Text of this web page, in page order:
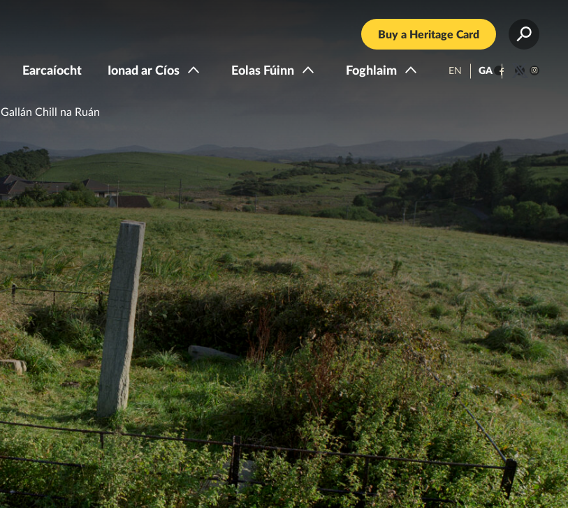
Buy a Heritage Card
Earcaíocht Ionad ar Cíos Eolas Fúinn Foghlaim EN GAFacebook
Twitter
Gallán Chill na Ruán